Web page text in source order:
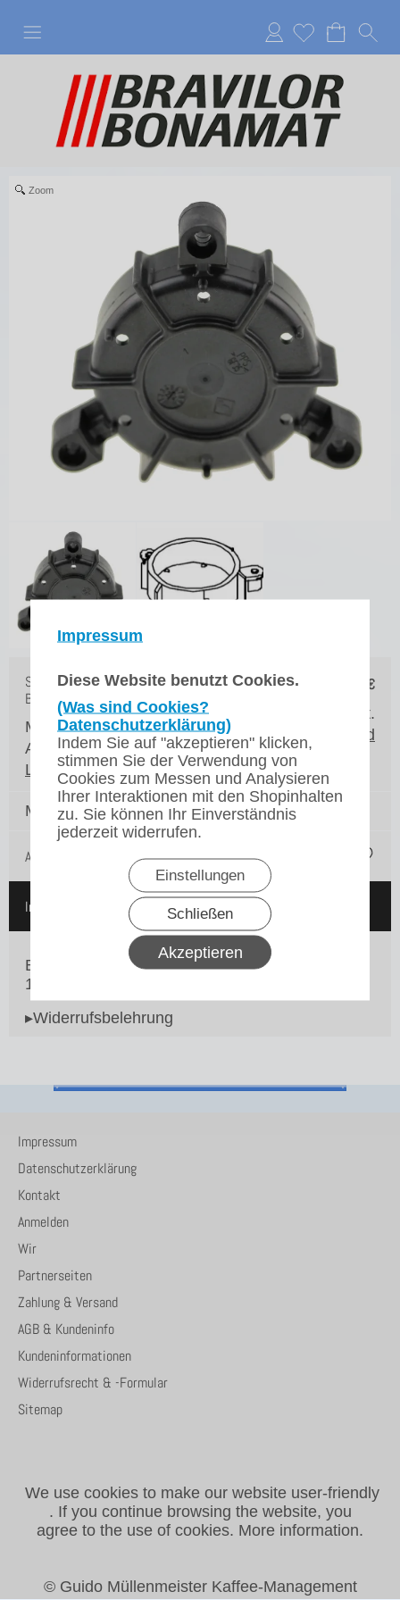
Impressum
Diese Website benutzt Cookies.
(Was sind Cookies?
Datenschutzerklärung)
Indem Sie auf "akzeptieren" klicken,
stimmen Sie der Verwendung von
Cookies zum Messen und Analysieren
Ihrer Interaktionen mit den Shopinhalten
zu. Sie können Ihr Einverständnis
jederzeit widerrufen.
Einstellungen
Schließen
Akzeptieren
Anmelden
Zoom
€
Sprühkopf Unterteil - Bravilor
Bonamat Th 10
Marke: Bravilor Bonamat
Artikelnr.: 6.201.901.001
Lieferzeit*:3 Werktage
zzgl. 19% MwSt.
zzgl. Versand
Menge:
Auf die Merkliste
In den Warenkorb
Bravilor Bonamat Sprühkopf Unterteil für die TH
10 Schnellfilter Serie
▸Widerrufsbelehrung
Impressum
Datenschutzerklärung
Kontakt
Anmelden
Wir
Partnerseiten
Zahlung & Versand
AGB & Kundeninfo
Kundeninformationen
Widerrufsrecht & -Formular
Sitemap
We use cookies to make our website user-friendly
. If you continue browsing the website, you
agree to the use of cookies. More information.
© Guido Müllenmeister Kaffee-Management